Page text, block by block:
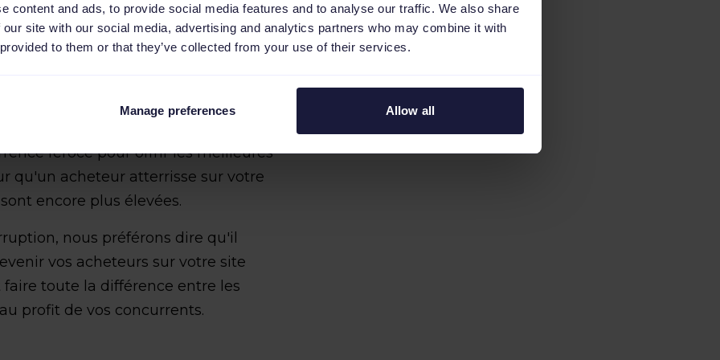
content and ads, to provide social media features and to analyse our traffic. We also share
site with our social media, advertising and analytics partners who may combine it with
to them or that they’ve collected from your use of their services.
Manage preferences Allow all
à rester sur votre site avec
pour la saison des fêtes
acheteurs sont indécis lorsqu'il
pendant la période des fêtes, où
féroce pour offrir les meilleures
qu'un acheteur atterrisse sur votre
encore plus élevées.
nous préférons dire qu'il
vos acheteurs sur votre site
toute la différence entre les
profit de vos concurrents.